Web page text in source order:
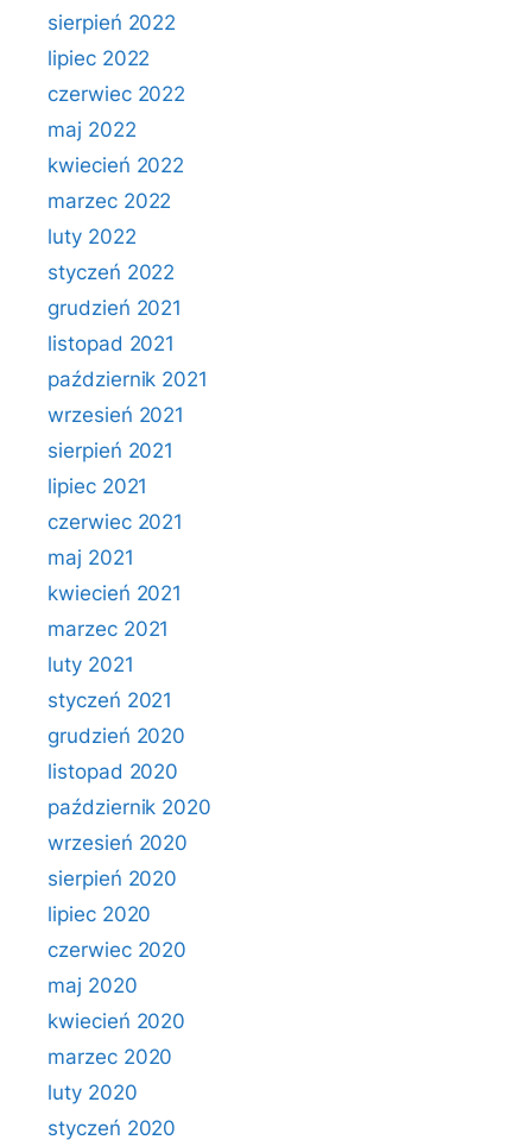
sierpień 2022
lipiec 2022
czerwiec 2022
maj 2022
kwiecień 2022
marzec 2022
luty 2022
styczeń 2022
grudzień 2021
listopad 2021
październik 2021
wrzesień 2021
sierpień 2021
lipiec 2021
czerwiec 2021
maj 2021
kwiecień 2021
marzec 2021
luty 2021
styczeń 2021
grudzień 2020
listopad 2020
październik 2020
wrzesień 2020
sierpień 2020
lipiec 2020
czerwiec 2020
maj 2020
kwiecień 2020
marzec 2020
luty 2020
styczeń 2020